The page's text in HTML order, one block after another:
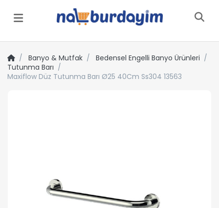
Menü
Banyo & Mutfak
Bedensel Engelli Banyo Ürünleri
Tutunma Barı
Maxiflow Düz Tutunma Barı Ø25 40Cm Ss304 13563